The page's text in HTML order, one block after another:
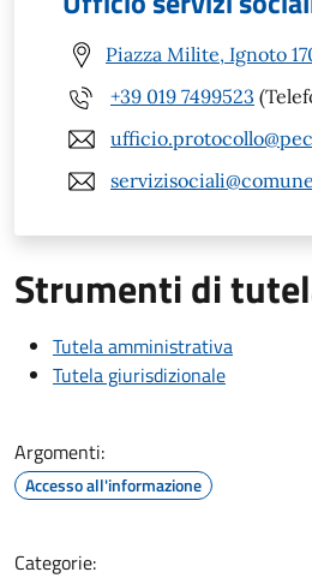
Piazza Milite, Ignoto
+39 019 7499523
Strumenti di
Tutela amministrativa
Tutela giurisdizionale
Argomenti:
Accesso all'informazione
Categorie: